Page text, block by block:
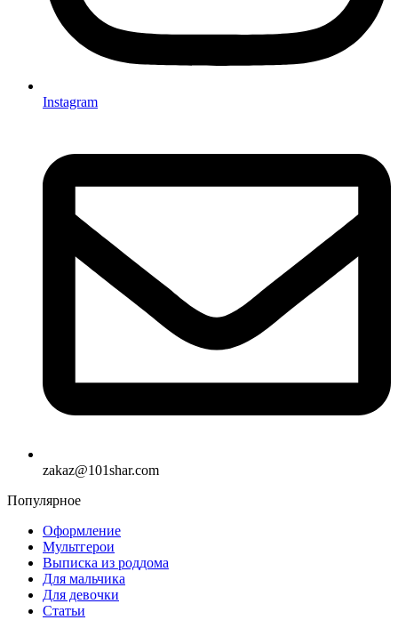
Instagram
zakaz@101shar.com
Популярное
Оформление
Мультгерои
Выписка из роддома
Для мальчика
Для девочки
Статьи